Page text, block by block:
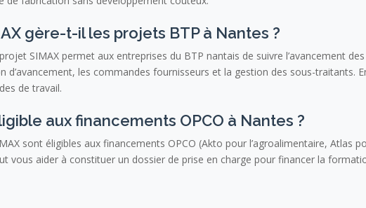
gère-t-il les projets BTP à Nantes ?
SIMAX permet aux entreprises du BTP nantais de suivre l’avancement
d’avancement, les commandes fournisseurs et la gestion des sous-traitants.
de travail.
aux financements OPCO à Nantes ?
sont éligibles aux financements OPCO (Akto pour l’agroalimentaire, Atlas
vous aider à constituer un dossier de prise en charge pour financer la